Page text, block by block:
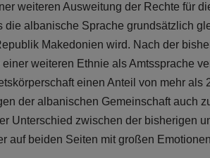
weiteren Ausweitung der Rechte für
die albanische Sprache grundsätzlich
Makedonien wird. Nach der
weiteren Ethnie als Amtssprache
einen Anteil von mehr
der albanischen Gemeinschaft auch
Unterschied zwischen der bisherigen
auf beiden Seiten mit großen